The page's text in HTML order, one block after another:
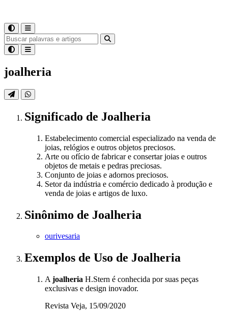
joalheria
Significado de Joalheria
Estabelecimento comercial especializado na venda de
joias, relógios e outros objetos preciosos.
Arte ou ofício de fabricar e consertar joias e outros
objetos de metais e pedras preciosas.
Conjunto de joias e adornos preciosos.
Setor da indústria e comércio dedicado à produção e
venda de joias e artigos de luxo.
Sinônimo de Joalheria
ourivesaria
Exemplos de Uso de Joalheria
A joalheria H.Stern é conhecida por suas peças
exclusivas e design inovador.
Revista Veja, 15/09/2020